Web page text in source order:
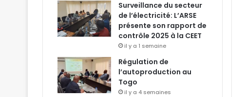
Surveillance du secteur
de l’électricité: L’ARSE
présente son rapport de
contrôle 2025 à la CEET
il y a 1 semaine
Régulation de
l’autoproduction au
Togo
il y a 4 semaines